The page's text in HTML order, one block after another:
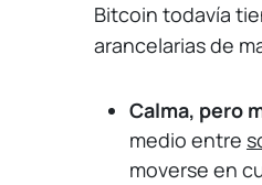
Bitcoin todavía
arancelarias de
Calma, pero
medio entre
moverse en